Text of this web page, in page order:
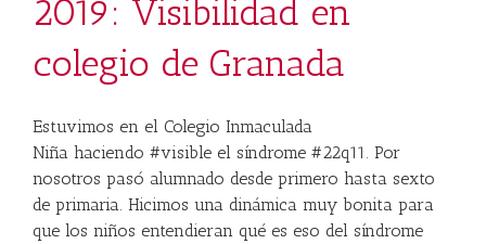
2019: Visibilidad en
colegio de Granada
Estuvimos en el Colegio Inmaculada
Niña haciendo #visible el síndrome #22q11 . Por
nosotros pasó alumnado desde primero hasta sexto
de primaria. Hicimos una dinámica muy bonita para
que los niños entendieran qué es eso del síndrome